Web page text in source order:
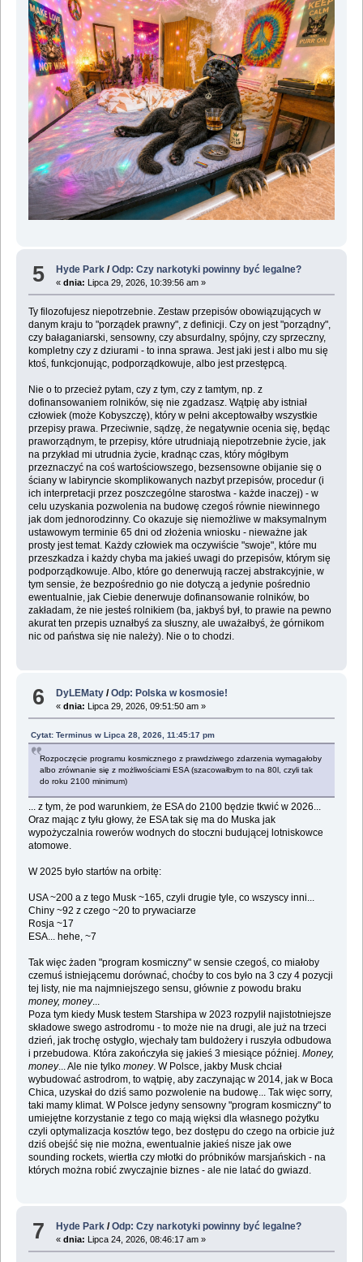
5 Hyde Park /Odp: Czy narkotyki powinny być legalne?
«dnia: Lipca 29, 2026, 10:39:56 am »
Ty filozofujesz niepotrzebnie. Zestaw przepisów obowiązujących w
danym kraju to "porządek prawny", z definicji. Czy on jest "porządny",
czy bałaganiarski, sensowny, czy absurdalny, spójny, czy sprzeczny,
kompletny czy z dziurami - to inna sprawa. Jest jaki jest i albo mu się
ktoś, funkcjonując, podporządkowuje, albo jest przestępcą.
Nie o to przecież pytam, czy z tym, czy z tamtym, np. z
dofinansowaniem rolników, się nie zgadzasz. Wątpię aby istniał
człowiek (może Kobyszczę), który w pełni akceptowałby wszystkie
przepisy prawa. Przeciwnie, sądzę, że negatywnie ocenia się, będąc
praworządnym, te przepisy, które utrudniają niepotrzebnie życie, jak
na przykład mi utrudnia życie, kradnąc czas, który mógłbym
przeznaczyć na coś wartościowszego, bezsensowne obijanie się o
ściany w labiryncie skomplikowanych nazbyt przepisów, procedur (i
ich interpretacji przez poszczególne starostwa - każde inaczej) - w
celu uzyskania pozwolenia na budowę czegoś równie niewinnego
jak dom jednorodzinny. Co okazuje się niemożliwe w maksymalnym
ustawowym terminie 65 dni od złożenia wniosku - nieważne jak
prosty jest temat. Każdy człowiek ma oczywiście "swoje", które mu
przeszkadza i każdy chyba ma jakieś uwagi do przepisów, którym się
podporządkowuje. Albo, które go denerwują raczej abstrakcyjnie, w
tym sensie, że bezpośrednio go nie dotyczą a jedynie pośrednio
ewentualnie, jak Ciebie denerwuje dofinansowanie rolników, bo
zakładam, że nie jesteś rolnikiem (ba, jakbyś był, to prawie na pewno
akurat ten przepis uznałbyś za słuszny, ale uważałbyś, że górnikom
nic od państwa się nie należy). Nie o to chodzi.
6 DyLEMaty /Odp: Polska w kosmosie!
«dnia: Lipca 29, 2026, 09:51:50 am »
Cytat: Terminus w Lipca 28, 2026, 11:45:17 pm
Rozpoczęcie programu kosmicznego z prawdziwego zdarzenia wymagałoby
albo zrównanie się z możliwościami ESA (szacowałbym to na 80l, czyli tak
do roku 2100 minimum)
... z tym, że pod warunkiem, że ESA do 2100 będzie tkwić w 2026...
Oraz mając z tyłu głowy, że ESA tak się ma do Muska jak
wypożyczalnia rowerów wodnych do stoczni budującej lotniskowce
atomowe.
W 2025 było startów na orbitę:
USA ~200 a z tego Musk ~165, czyli drugie tyle, co wszyscy inni...
Chiny ~92 z czego ~20 to prywaciarze
Rosja ~17
ESA... hehe, ~7
Tak więc żaden "program kosmiczny" w sensie czegoś, co miałoby
czemuś istniejącemu dorównać, choćby to cos było na 3 czy 4 pozycji
tej listy, nie ma najmniejszego sensu, głównie z powodu braku
money, money...
Poza tym kiedy Musk testem Starshipa w 2023 rozpylił najistotniejsze
składowe swego astrodromu - to może nie na drugi, ale już na trzeci
dzień, jak trochę ostygło, wjechały tam buldożery i ruszyła odbudowa
i przebudowa. Która zakończyła się jakieś 3 miesiące później. Money,
money... Ale nie tylko money. W Polsce, jakby Musk chciał
wybudować astrodrom, to wątpię, aby zaczynając w 2014, jak w Boca
Chica, uzyskał do dziś samo pozwolenie na budowę... Tak więc sorry,
taki mamy klimat. W Polsce jedyny sensowny "program kosmiczny" to
umiejętne korzystanie z tego co mają więksi dla własnego pożytku
czyli optymalizacja kosztów tego, bez dostępu do czego na orbicie już
dziś obejść się nie można, ewentualnie jakieś nisze jak owe
sounding rockets, wiertła czy młotki do próbników marsjańskich - na
których można robić zwyczajnie biznes - ale nie latać do gwiazd.
7 Hyde Park /Odp: Czy narkotyki powinny być legalne?
«dnia: Lipca 24, 2026, 08:46:17 am »